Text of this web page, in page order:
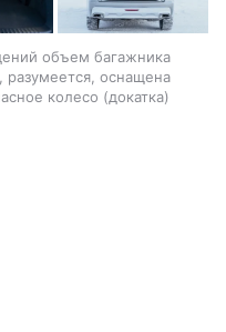
объем багажника
разумеется, оснащена
колесо (докатка)